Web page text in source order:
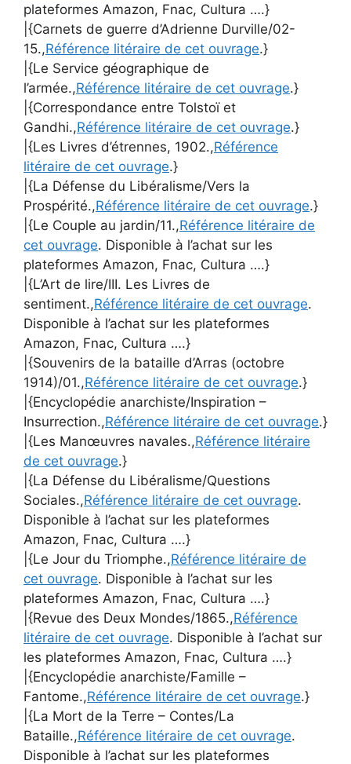
plateformes Amazon, Fnac, Cultura ….}
|{Carnets de guerre d’Adrienne Durville/02-
15.,Référence litéraire de cet ouvrage.}
|{Le Service géographique de
l’armée.,Référence litéraire de cet ouvrage.}
|{Correspondance entre Tolstoï et
Gandhi.,Référence litéraire de cet ouvrage.}
|{Les Livres d’étrennes, 1902.,Référence
litéraire de cet ouvrage.}
|{La Défense du Libéralisme/Vers la
Prospérité.,Référence litéraire de cet ouvrage.}
|{Le Couple au jardin/11.,Référence litéraire de
cet ouvrage. Disponible à l’achat sur les
plateformes Amazon, Fnac, Cultura ….}
|{L’Art de lire/III. Les Livres de
sentiment.,Référence litéraire de cet ouvrage.
Disponible à l’achat sur les plateformes
Amazon, Fnac, Cultura ….}
|{Souvenirs de la bataille d’Arras (octobre
1914)/01.,Référence litéraire de cet ouvrage.}
|{Encyclopédie anarchiste/Inspiration –
Insurrection.,Référence litéraire de cet ouvrage.}
|{Les Manœuvres navales.,Référence litéraire
de cet ouvrage.}
|{La Défense du Libéralisme/Questions
Sociales.,Référence litéraire de cet ouvrage.
Disponible à l’achat sur les plateformes
Amazon, Fnac, Cultura ….}
|{Le Jour du Triomphe.,Référence litéraire de
cet ouvrage. Disponible à l’achat sur les
plateformes Amazon, Fnac, Cultura ….}
|{Revue des Deux Mondes/1865.,Référence
litéraire de cet ouvrage. Disponible à l’achat sur
les plateformes Amazon, Fnac, Cultura ….}
|{Encyclopédie anarchiste/Famille –
Fantome.,Référence litéraire de cet ouvrage.}
|{La Mort de la Terre – Contes/La
Bataille.,Référence litéraire de cet ouvrage.
Disponible à l’achat sur les plateformes